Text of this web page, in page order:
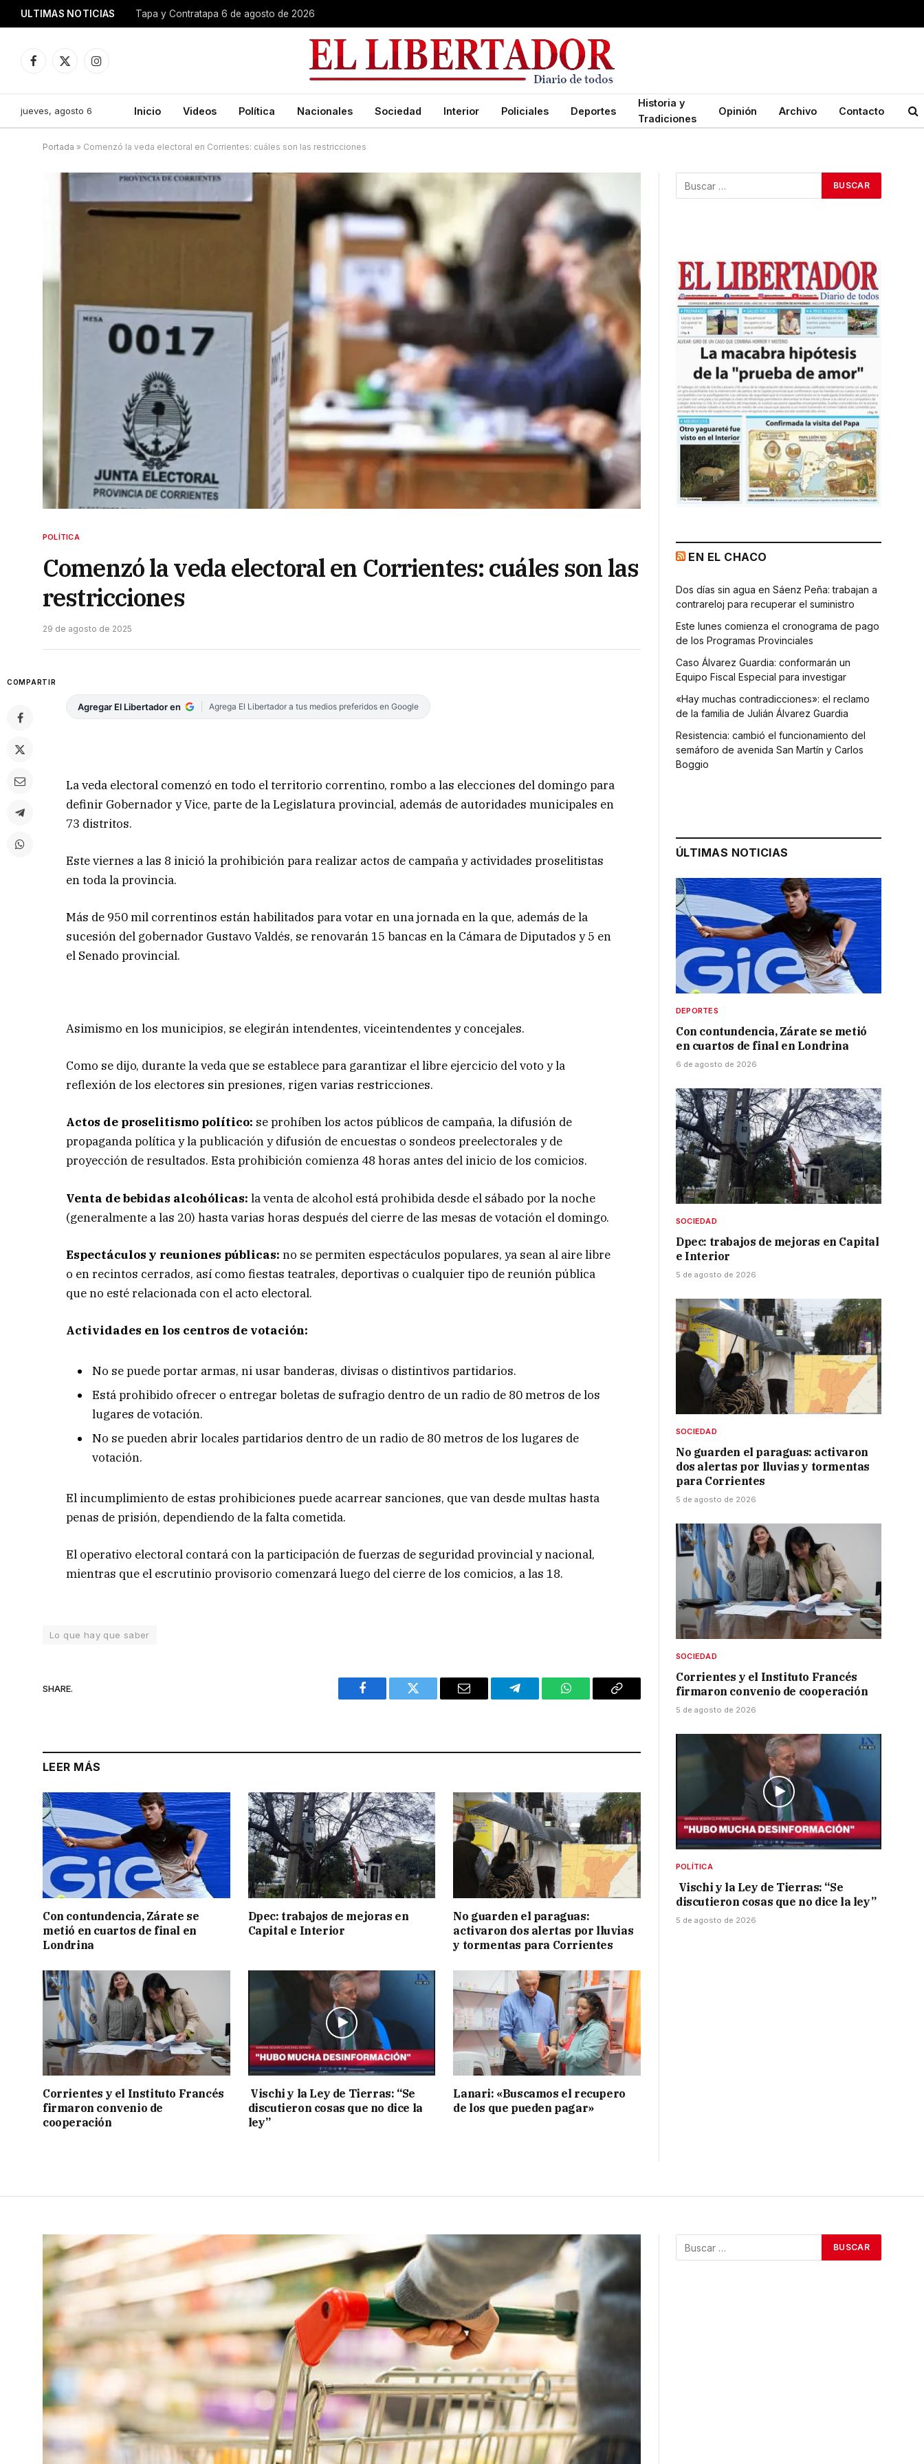
ULTIMAS NOTICIAS Tapa y Contratapa 6 de agosto de 2026
Facebook
X
Instagram
jueves, agosto 6 Inicio Videos Política Nacionales Sociedad Interior Policiales Deportes
Historia y
Tradiciones
Opinión Archivo Contacto
Portada » Comenzó la veda electoral en Corrientes: cuáles son las restricciones
POLÍTICA
Comenzó la veda electoral en Corrientes: cuáles son las
restricciones
29 de agosto de 2025
COMPARTIR
Agregar El Libertador en Agrega El Libertador a tus medios preferidos en Google
La veda electoral comenzó en todo el territorio correntino, rombo a las elecciones del domingo para
definir Gobernador y Vice, parte de la Legislatura provincial, además de autoridades municipales en
73 distritos.
Este viernes a las 8 inició la prohibición para realizar actos de campaña y actividades proselitistas
en toda la provincia.
Más de 950 mil correntinos están habilitados para votar en una jornada en la que, además de la
sucesión del gobernador Gustavo Valdés, se renovarán 15 bancas en la Cámara de Diputados y 5 en
el Senado provincial.
Asimismo en los municipios, se elegirán intendentes, viceintendentes y concejales.
Como se dijo, durante la veda que se establece para garantizar el libre ejercicio del voto y la
reflexión de los electores sin presiones, rigen varias restricciones.
Actos de proselitismo político: se prohíben los actos públicos de campaña, la difusión de
propaganda política y la publicación y difusión de encuestas o sondeos preelectorales y de
proyección de resultados. Esta prohibición comienza 48 horas antes del inicio de los comicios.
Venta de bebidas alcohólicas: la venta de alcohol está prohibida desde el sábado por la noche
(generalmente a las 20) hasta varias horas después del cierre de las mesas de votación el domingo.
Espectáculos y reuniones públicas: no se permiten espectáculos populares, ya sean al aire libre
o en recintos cerrados, así como fiestas teatrales, deportivas o cualquier tipo de reunión pública
que no esté relacionada con el acto electoral.
Actividades en los centros de votación:
No se puede portar armas, ni usar banderas, divisas o distintivos partidarios.
Está prohibido ofrecer o entregar boletas de sufragio dentro de un radio de 80 metros de los
lugares de votación.
No se pueden abrir locales partidarios dentro de un radio de 80 metros de los lugares de
votación.
El incumplimiento de estas prohibiciones puede acarrear sanciones, que van desde multas hasta
penas de prisión, dependiendo de la falta cometida.
El operativo electoral contará con la participación de fuerzas de seguridad provincial y nacional,
mientras que el escrutinio provisorio comenzará luego del cierre de los comicios, a las 18.
Lo que hay que saber
SHARE.
Facebook Twitter Email Telegram WhatsAppCopy
LEER MÁS
Con contundencia, Zárate se
metió en cuartos de final en
Londrina
Dpec: trabajos de mejoras en
Capital e Interior
No guarden el paraguas:
activaron dos alertas por lluvias
y tormentas para Corrientes
Corrientes y el Instituto Francés
firmaron convenio de
cooperación
Vischi y la Ley de Tierras: “Se
discutieron cosas que no dice la
ley”
Lanari: «Buscamos el recupero
de los que pueden pagar»
EN EL CHACO
Dos días sin agua en Sáenz Peña: trabajan a
contrareloj para recuperar el suministro
Este lunes comienza el cronograma de pago
de los Programas Provinciales
Caso Álvarez Guardia: conformarán un
Equipo Fiscal Especial para investigar
«Hay muchas contradicciones»: el reclamo
de la familia de Julián Álvarez Guardia
Resistencia: cambió el funcionamiento del
semáforo de avenida San Martín y Carlos
Boggio
ÚLTIMAS NOTICIAS
DEPORTES
Con contundencia, Zárate se metió
en cuartos de final en Londrina
6 de agosto de 2026
SOCIEDAD
Dpec: trabajos de mejoras en Capital
e Interior
5 de agosto de 2026
SOCIEDAD
No guarden el paraguas: activaron
dos alertas por lluvias y tormentas
para Corrientes
5 de agosto de 2026
SOCIEDAD
Corrientes y el Instituto Francés
firmaron convenio de cooperación
5 de agosto de 2026
POLÍTICA
Vischi y la Ley de Tierras: “Se
discutieron cosas que no dice la ley”
5 de agosto de 2026